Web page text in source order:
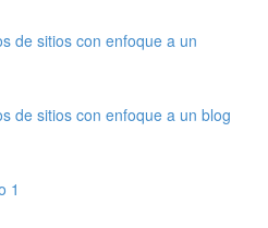
de sitios con enfoque a un
de sitios con enfoque a un blog
1